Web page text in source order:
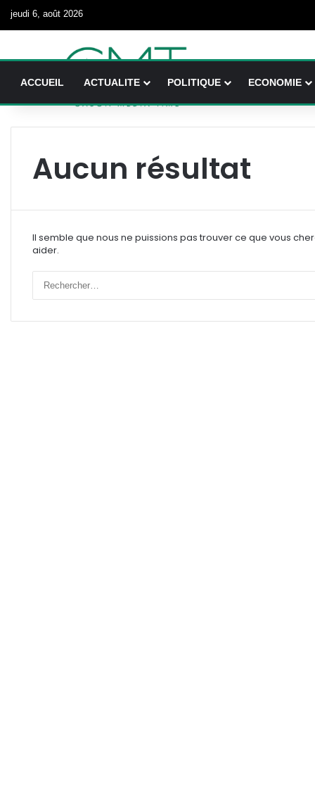
jeudi 6, août 2026
ACCUEIL ACTUALITE POLITIQUE ECONOMIE
Aucun résultat
Il semble que nous ne puissions pas trouver ce que vous
aider.